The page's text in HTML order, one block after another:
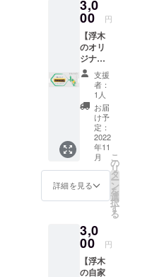
い。 有
効期
限：
2022年
10月16
日〜
2023年
3月31日
（休業
日を除
く） ※
リター
ンに酒
類が含
まれる
ため、
20歳未
ンを選
択でき
ん。
て頂き
ます！
応援あ
りがと
うござ
いま
す！
3,0
00 円
【浮木
のオリ
ジナル
コー
ヒード
リップ
パッ
ク】 浮
木で過
ごす時
間のひ
とつと
して、
癒しの
時間の
コー
イム。
浮木オ
リジナ
ルブレ
ンドの
支援
者：
1人
お届
け予
定：
2022
年11
月
詳細を見る
こ
の
リ
タ
ー
ン
を
選
択
す
る
3,0
00 円
【浮木
の自家